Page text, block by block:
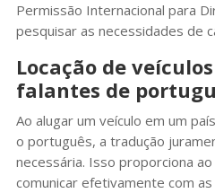
Permissão Internacional para
pesquisar as necessidades de
Locação de
falantes de
Ao alugar um veículo em um
o português, a tradução
necessária. Isso proporciona
comunicar efetivamente com